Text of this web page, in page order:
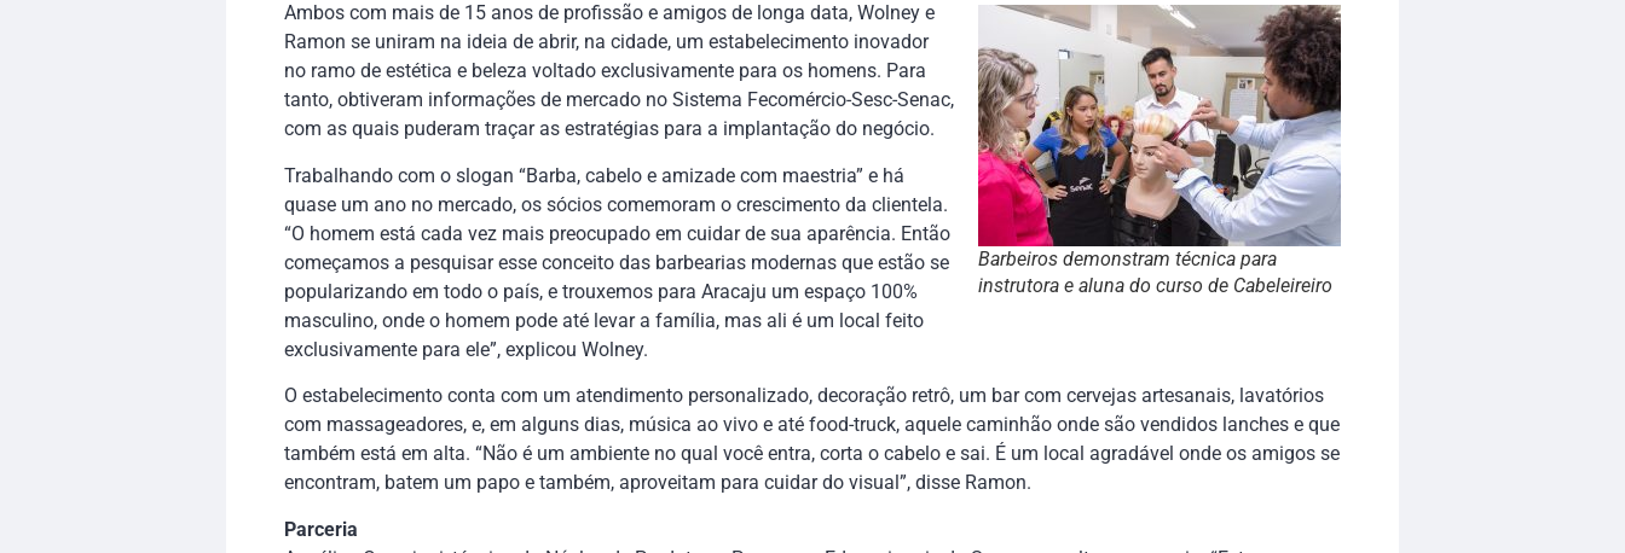
Barbeiros demonstram técnica para
instrutora e aluna do curso de Cabeleireiro
Ambos com mais de 15 anos de profissão e amigos de longa data, Wolney e
Ramon se uniram na ideia de abrir, na cidade, um estabelecimento inovador
no ramo de estética e beleza voltado exclusivamente para os homens. Para
tanto, obtiveram informações de mercado no Sistema Fecomércio-Sesc-Senac,
com as quais puderam traçar as estratégias para a implantação do negócio.
Trabalhando com o slogan “Barba, cabelo e amizade com maestria” e há
quase um ano no mercado, os sócios comemoram o crescimento da clientela.
“O homem está cada vez mais preocupado em cuidar de sua aparência. Então
começamos a pesquisar esse conceito das barbearias modernas que estão se
popularizando em todo o país, e trouxemos para Aracaju um espaço 100%
masculino, onde o homem pode até levar a família, mas ali é um local feito
exclusivamente para ele”, explicou Wolney.
O estabelecimento conta com um atendimento personalizado, decoração retrô, um bar com cervejas artesanais, lavatórios
com massageadores, e, em alguns dias, música ao vivo e até food-truck, aquele caminhão onde são vendidos lanches e que
também está em alta. “Não é um ambiente no qual você entra, corta o cabelo e sai. É um local agradável onde os amigos se
encontram, batem um papo e também, aproveitam para cuidar do visual”, disse Ramon.
Parceria